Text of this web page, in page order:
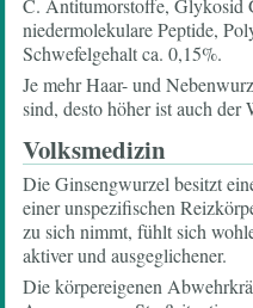
C. Antitumorstoffe, Glykosid
niedermolekulare Peptide,
Schwefelgehalt ca. 0,15%.
Je mehr Haar- und
sind, desto höher ist auch der
Volksmedizin
Die Ginsengwurzel besitzt
einer unspezifischen
zu sich nimmt, fühlt sich
aktiver und ausgeglichener.
Die körpereigenen